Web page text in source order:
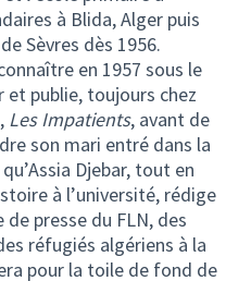
à Blida, Alger puis
Sèvres dès 1956.
en 1957 sous le
et publie, toujours chez
Les Impatients, avant de
son mari entré dans la
Djebar, tout en
à l’université, rédige
de presse du FLN, des
réfugiés algériens à la
pour la toile de fond de